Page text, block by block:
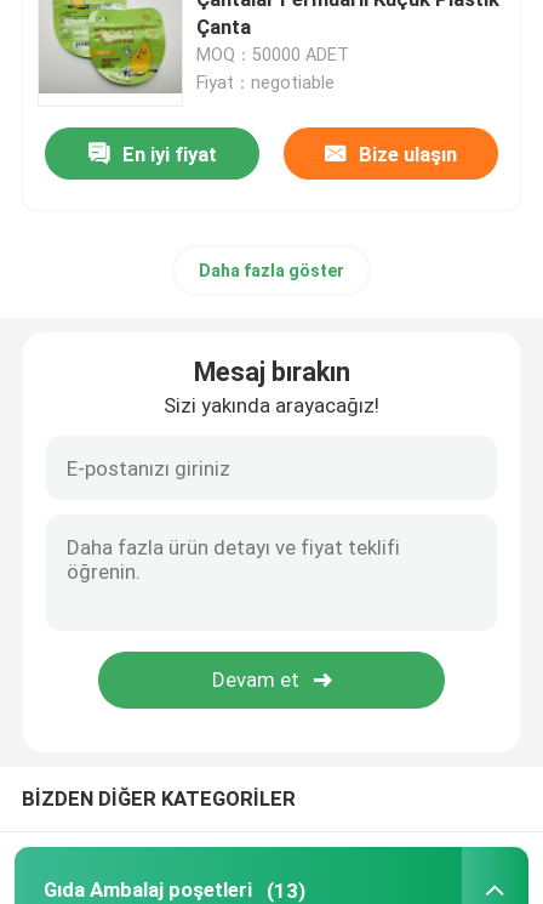
Evcil hayvan gıda paketleme çantası
Ayakta Kese
Özel Şekilli Çantalar
Çanta
MOQ：50000 ADET
Fiyat：negotiable
En iyi fiyat Bize ulaşın
Daha fazla göster
Mesaj bırakın
Sizi yakında arayacağız!
BİZDEN DİĞER KATEGORİLER
Gıda Ambalaj poşetleri (13)